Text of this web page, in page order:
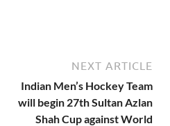
NEXT ARTICLE
Indian Men’s Hockey Team
will begin 27th Sultan Azlan
Shah Cup against World